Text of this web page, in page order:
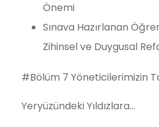
Önemi
Sınava Hazırlanan
Zihinsel ve Duygusal
#Bölüm 7 Yöneticilerimizin
Yeryüzündeki Yıldızlara…